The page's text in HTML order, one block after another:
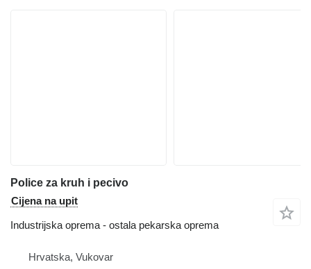
Police za kruh i pecivo
Cijena na upit
Industrijska oprema - ostala pekarska oprema
Hrvatska, Vukovar